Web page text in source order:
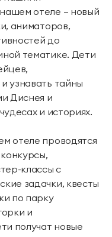
отеле — новый
аниматоров,
до
тематике. Дети
узнавать тайны
Диснея и
и историях.
отеле проводятся
классы с
задачки, квесты
по парку
и
получат новые